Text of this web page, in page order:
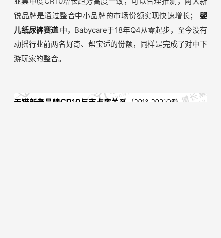
锐品牌是通过整合中小品牌的市场份额实现快速增长； 婴
儿纸尿裤赛道 中，Babycare于18年Q4从零起步，至今没有
动摇行业前两名好奇、帮宝适的份额，同样是完成了对中下
游玩家的整合。